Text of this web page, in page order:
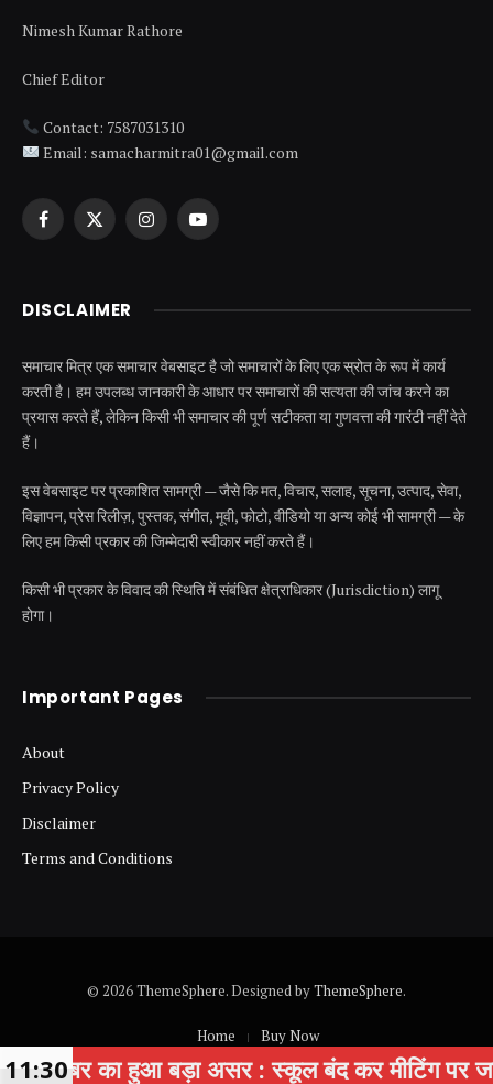
Nimesh Kumar Rathore
Chief Editor
Contact: 7587031310
Email: samacharmitra01@gmail.com
Facebook
X
InstagramYouTube
DISCLAIMER
समाचार मित्र एक समाचार वेबसाइट है जो समाचारों के लिए एक स्रोत के रूप में कार्य
करती है। हम उपलब्ध जानकारी के आधार पर समाचारों की सत्यता की जांच करने का
प्रयास करते हैं, लेकिन किसी भी समाचार की पूर्ण सटीकता या गुणवत्ता की गारंटी नहीं देते
हैं।
इस वेबसाइट पर प्रकाशित सामग्री — जैसे कि मत, विचार, सलाह, सूचना, उत्पाद, सेवा,
विज्ञापन, प्रेस रिलीज़, पुस्तक, संगीत, मूवी, फोटो, वीडियो या अन्य कोई भी सामग्री — के
लिए हम किसी प्रकार की जिम्मेदारी स्वीकार नहीं करते हैं।
किसी भी प्रकार के विवाद की स्थिति में संबंधित क्षेत्राधिकार (Jurisdiction) लागू
होगा।
Important Pages
About
Privacy Policy
Disclaimer
Terms and Conditions
© 2026 ThemeSphere. Designed byThemeSphere.
Home Buy Now
: स्कूल बंद कर मीटिंग पर जाने वाले 4 स्कूलों के 10
11:30